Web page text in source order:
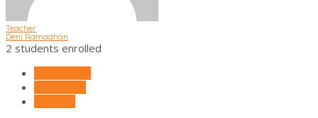
Teacher
Deni Ramadhan
2 students enrolled